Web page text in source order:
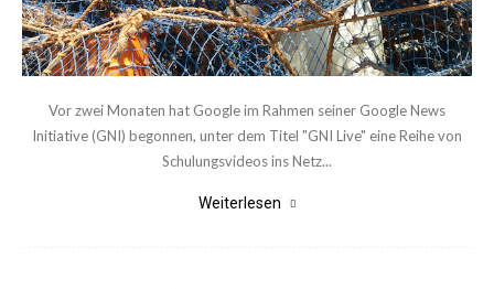
Vor zwei Monaten hat Google im Rahmen seiner Google News
Initiative (GNI) begonnen, unter dem Titel "GNI Live" eine Reihe von
Schulungsvideos ins Netz...
Weiterlesen